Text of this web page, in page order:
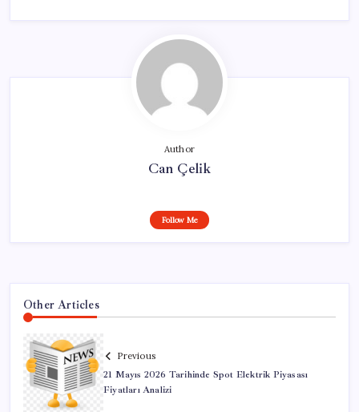
Author
Can Çelik
Follow Me
Other Articles
Previous
21 Mayıs 2026 Tarihinde Spot Elektrik Piyasası
Fiyatları Analizi